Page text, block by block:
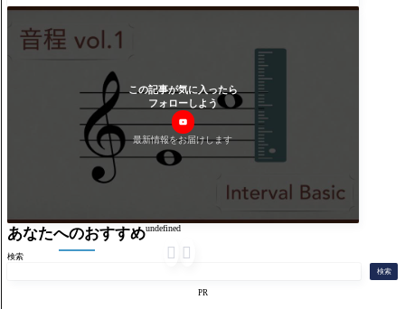
この記事が気に入ったら
フォローしよう
最新情報をお届けします
検索
検索
PR
あなたへのおすすめundefined
 